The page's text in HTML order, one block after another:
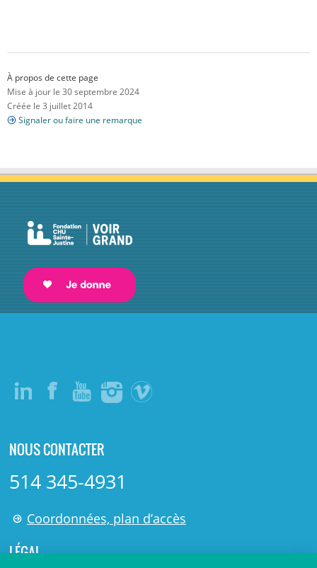
À propos de cette page
Mise à jour le 30 septembre 2024
Créée le 3 juillet 2014
Signaler ou faire une remarque
NOUS CONTACTER
514 345-4931
Coordonnées, plan d’accès
LÉGAL